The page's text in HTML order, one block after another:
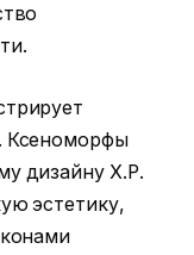
Ксеноморфы
дизайну Х.Р.
эстетику,